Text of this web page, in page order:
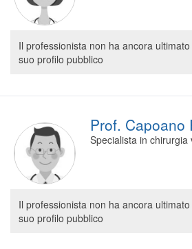
Il professionista non ha ancora
suo profilo pubblico
Prof. Capoano
Specialista in chirurgia
Il professionista non ha ancora
suo profilo pubblico